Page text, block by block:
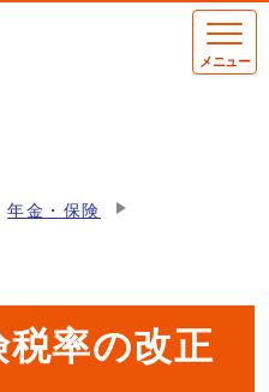
メニュー
年金・保険
税率の改正